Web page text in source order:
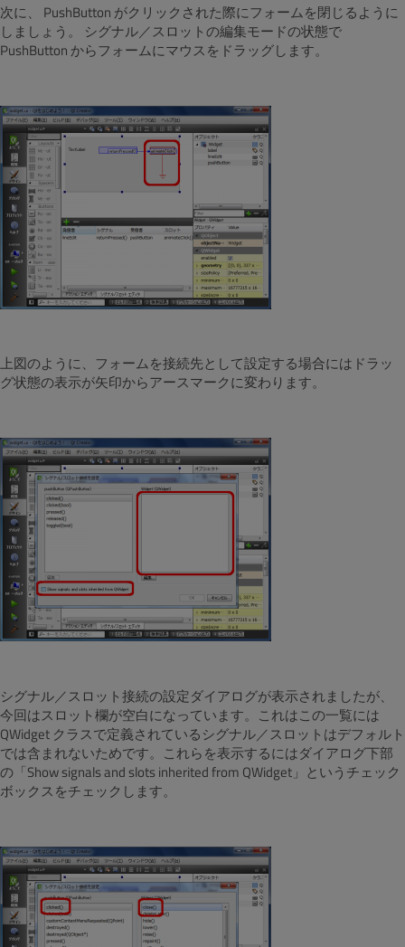
次に、 PushButton がクリックされた際にフォームを閉じるように
しましょう。 シグナル／スロットの編集モードの状態で
PushButton からフォームにマウスをドラッグします。
上図のように、フォームを接続先として設定する場合にはドラッ
グ状態の表示が矢印からアースマークに変わります。
シグナル／スロット接続の設定ダイアログが表示されましたが、
今回はスロット欄が空白になっています。これはこの一覧には
QWidget クラスで定義されているシグナル／スロットはデフォルト
では含まれないためです。これらを表示するにはダイアログ下部
の「Show signals and slots inherited from QWidget」というチェック
ボックスをチェックします。